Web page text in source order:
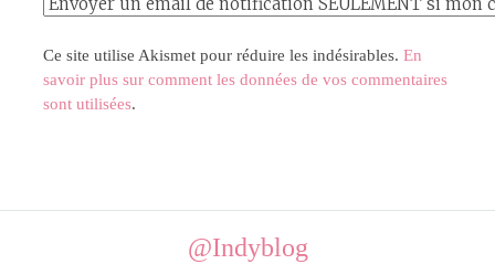
Ce site utilise Akismet pour réduire les indésirables. En
savoir plus sur comment les données de vos commentaires
sont utilisées.
@Indyblog